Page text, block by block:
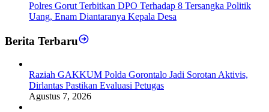
Polres Gorut Terbitkan DPO Terhadap 8 Tersangka Politik
Uang, Enam Diantaranya Kepala Desa
Berita Terbaru
Raziah GAKKUM Polda Gorontalo Jadi Sorotan Aktivis,
Dirlantas Pastikan Evaluasi Petugas
Agustus 7, 2026